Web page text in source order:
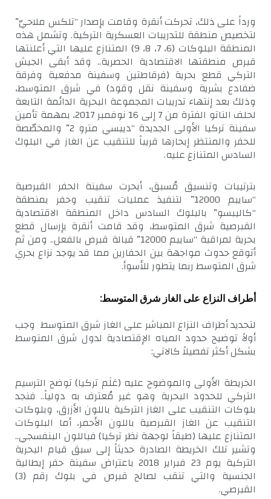
ورداً على ذلك، تحركت أنقرة وقامت بإصدار “تلكس ملاحيّ”
لتخصيص منطقة للتدريبات العسكرية التركية. وتشمل هذه
المنطقة البلوكات (6، 7، 8، 9) المتنازع عليها التي أعلنتها
قبرص منطقتها الاقتصادية الحصرية.. وقد أبقى الجيش
التركي قطع بحرية (فرقاطتين وسفينة مدفعية وفرقة
ضفادع بشرية وسفينة نقل وقود) في شرق المتوسط،
وذلك بعد إنتهاء تدريبات المجموعة البحرية الدائمة التابعة
لحلف الناتو الفترة من 7 إلى 16 نوفمبر 2017، بمهمة تأمين
سفينة تركيا الأولى الجديدة “ديبسي مترو 2” والمخصّصة
للحفر والمنتظر إبحارها قريباً للتنقيب عن الغاز في البلوك
السادس المتنازع عليه.
بترتيبات وتنسيق مُسبق، أبحرت سفينة الحفر القبرصية
“سايبم 12000” لتنفيذ عمليات تنقيب وحفر بمنطقة
“كاليبسو” بالبلوك السادس داخل المنطقة الاقتصادية
القبرصية شرق المتوسط، وقد قامت أنقرة بإرسال قطع
بحرية لمراقبة “سايبم 12000” قبالة قبرص بالفعل.. ومن ثم
أتوقع حدوث مواجهة بين الحفارين مما قد يوجد نزاع بحري
شرق المتوسط ربما يتطور للأسوأ.
أطراف النزاع على الغاز شرق المتوسط:
لتحديد أطراف النزاع المباشر على الغاز شرق المتوسط وجب
أولاً توضيح حدود المياه الإقتصادية لدول شرق المتوسط
بشكل أكثر تفصيلاً كالاتي:
الخريطة الأولى والموضوح عليه (عَلَم تركيا) توضح الترسيم
التركي للحدود البحرية وهو غير مُعترف به دولياً.. فنجد
بلوكات التنقيب على الغاز التركية باللون الأزرق، وبلوكات
التنقيب عن الغاز القبرصية باللون الأحمر، أما البلوكات
المتنازع عليها (طبقاً لوجهة نظر تركيا) فباللون البنفسجي..
وتشير تلك الخريطة الصادرة حديثاً إلى سبق قيام البحرية
التركية يوم 23 فبراير 2018 باعتراض سفينة حفر إيطالية
الجنسية والتي تنقب لصالح قبرص في بلوك رقم (3)
القبرصي.